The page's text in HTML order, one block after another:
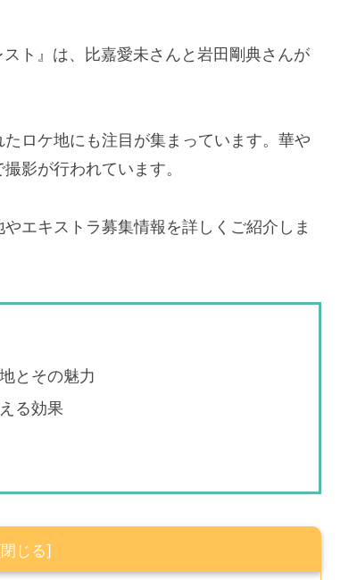
ト』は、比嘉愛未さんと岩田剛典さんが
ロケ地にも注目が集まっています。華や
影が行われています。
エキストラ募集情報を詳しくご紹介しま
とその魅力
る効果